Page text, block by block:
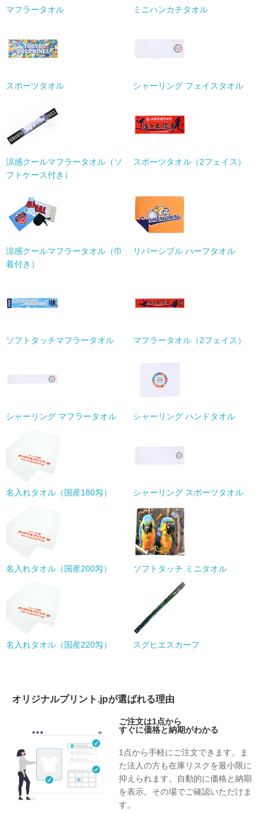
マフラータオル ミニハンカチタオル
スポーツタオル シャーリング フェイスタオル
涼感クールマフラータオル（ソ
フトケース付き）
スポーツタオル（2フェイス）
涼感クールマフラータオル（巾
着付き）
リバーシブル ハーフタオル
ソフトタッチマフラータオル マフラータオル（2フェイス）
シャーリング マフラータオル シャーリング ハンドタオル
名入れタオル（国産180匁） シャーリング スポーツタオル
名入れタオル（国産200匁） ソフトタッチ ミニタオル
名入れタオル（国産220匁） スグヒエスカーフ
オリジナルプリント.jpが選ばれる理由
ご注文は1点から
すぐに価格と納期がわかる
1点から手軽にご注文できます。ま
た法人の方も在庫リスクを最小限に
抑えられます。自動的に価格と納期
を表示。その場でご確認いただけま
す。